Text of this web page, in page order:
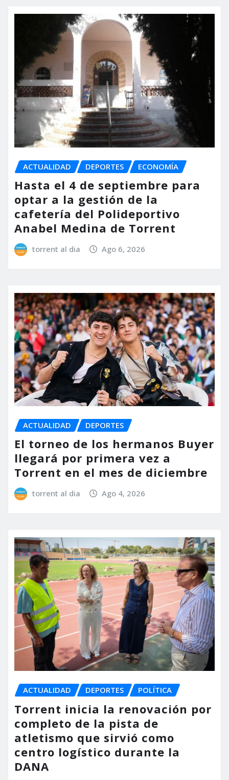
ACTUALIDAD DEPORTES ECONOMÍA
Hasta el 4 de septiembre para
optar a la gestión de la
cafetería del Polideportivo
Anabel Medina de Torrent
torrent al dia Ago 6, 2026
ACTUALIDAD DEPORTES
El torneo de los hermanos Buyer
llegará por primera vez a
Torrent en el mes de diciembre
torrent al dia Ago 4, 2026
ACTUALIDAD DEPORTES POLÍTICA
Torrent inicia la renovación por
completo de la pista de
atletismo que sirvió como
centro logístico durante la
DANA